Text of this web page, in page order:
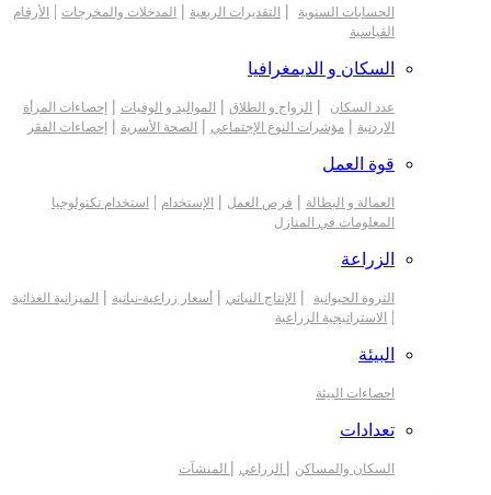
الحسابات السنوية | التقديرات الربعية | المدخلات والمخرجات |
الأرقام
القياسية
السكان و الديمغرافيا
عدد السكان | الزواج و الطلاق | المواليد و الوفيات | إحصاءات المرأة
الاردنية | مؤشرات النوع الإجتماعي | الصحة الأسرية | إحصاءات الفقر
قوة العمل
العمالة و البطالة | فرص العمل | الإستخدام |
استخدام تكنولوجيا
المعلومات في المنازل
الزراعة
الثروة الحيوانية | الإنتاج النباتي | أسعار زراعية-نباتية | الميزانية الغذائية
| الاستراتيجية الزراعية
البيئة
احصاءات البيئة
تعدادات
السكان والمساكن | الزراعي | المنشآت